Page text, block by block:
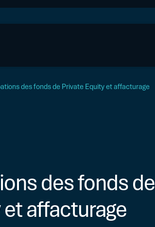
des fonds de Private Equity et affacturage
des fonds de
affacturage